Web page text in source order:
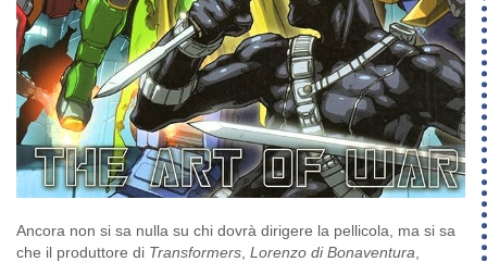
Ancora non si sa nulla su chi dovrà dirigere la pellicola, ma si sa
che il produttore di Transformers Lorenzo di Bonaventura